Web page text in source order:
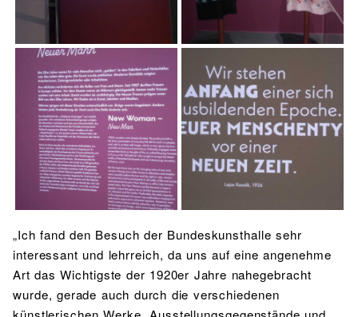
„Ich fand den Besuch der Bundeskunsthalle sehr
interessant und lehrreich, da uns auf eine angenehme
Art das Wichtigste der 1920er Jahre nahegebracht
wurde, gerade auch durch die verschiedenen